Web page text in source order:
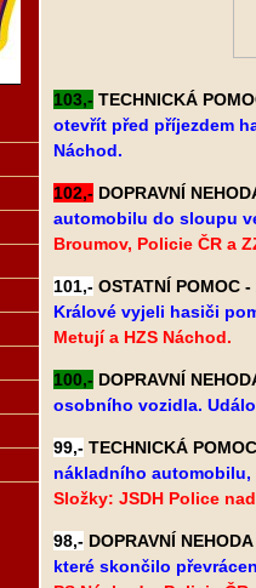
103,- TECHNICKÁ
otevřít před příjezdem
Náchod.
102,- DOPRAVNÍ
automobilu do sloupu
Broumov, Policie ČR a
101,- OSTATNÍ POMOC
Králové vyjeli hasiči
Metují a HZS Náchod.
100,- DOPRAVNÍ
osobního vozidla.
99,- TECHNICKÁ
nákladního automobilu,
Složky: JSDH Police
98,- DOPRAVNÍ
které skončilo